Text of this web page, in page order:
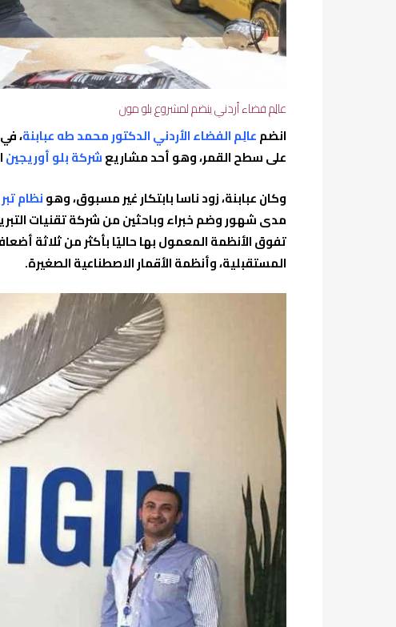
عالِم فضاء أردني ينضم لمشروع بلو مون
انضمعالِم الفضاء الأردني الدكتور محمد طه عبابنة،
على سطح القمر، وهو أحد مشاريعشركة بلو أوريجين
وكان عبابنة، زود ناسا بابتكار غير مسبوق، وهونظام
مدى شهور وضم خبراء وباحثين من شركة تقنيات
تفوق الأنظمة المعمول بها حاليًا بأكثر من ثلاثة
المستقبلية، وأنظمة الأقمار الاصطناعية الصغيرة.